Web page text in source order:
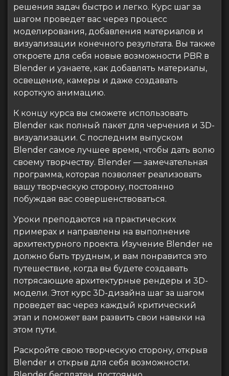
решения задач быстро и легко. Курс шаг за
шагом проведет вас через процесс
моделирования, добавления материалов и
визуализации конечного результата. Вы также
откроете для себя новые возможности PBR в
Blender и узнаете, как добавлять материалы,
освещение, камеры и даже создавать
короткую анимацию.
К концу курса вы сможете использовать
Blender как полный пакет для черчения и 3D-
визуализации. С последним выпуском
Blender самое лучшее время, чтобы дать волю
своему творчеству. Blender — замечательная
программа, которая позволяет реализовать
вашу творческую сторону, постоянно
побуждая вас совершенствоваться.
Уроки преподаются на практических
примерах и направлены на выполнение
архитектурного проекта. Изучение Blender не
должно быть трудным, и вам понравится это
путешествие, когда вы будете создавать
потрясающие архитектурные рендеры и 3D-
модели. Этот курс 3D-дизайна шаг за шагом
проведет вас через каждый критический
этап и поможет вам развить свои навыки на
этом пути.
Раскройте свою творческую сторону, открыв
Blender и открыв для себя возможности.